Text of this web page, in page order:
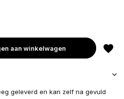
aan winkelwagen
geleverd en kan zelf na gevuld